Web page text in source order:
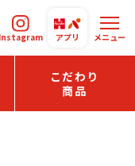
Instagram アプリ メニュー
こだわり
商品